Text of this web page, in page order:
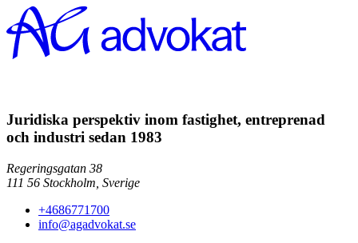
Juridiska perspektiv inom fastighet, entreprenad
och industri sedan 1983
Regeringsgatan 38
111 56 Stockholm, Sverige
+4686771700
info@agadvokat.se